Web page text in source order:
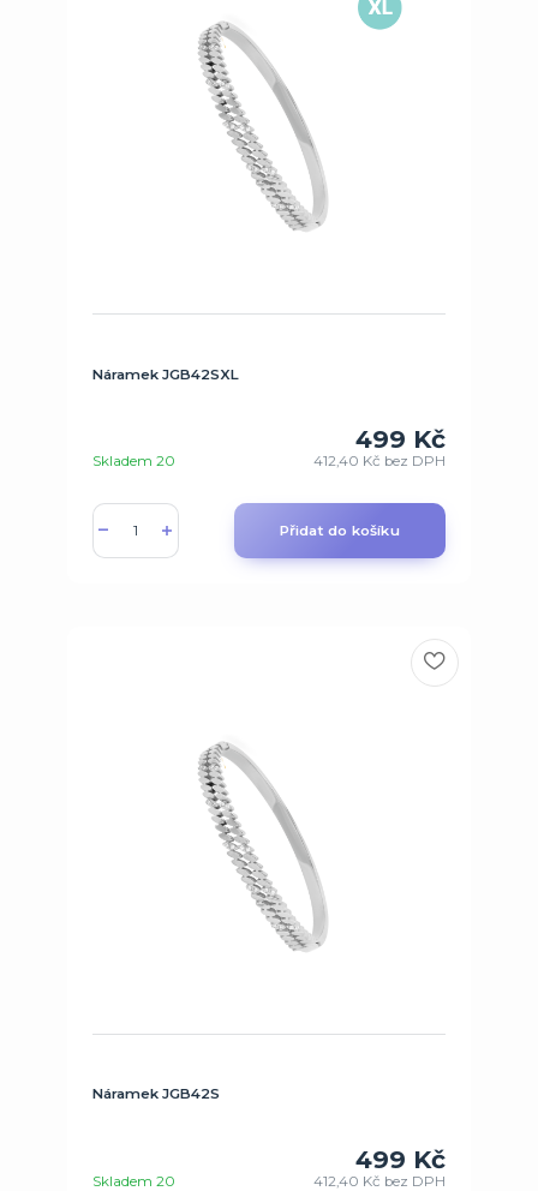
Náramek JGB42SXL
499 Kč
412,40 Kč bez DPH
Skladem 20
Přidat do košíku
Náramek JGB42S
499 Kč
412,40 Kč bez DPH
Skladem 20